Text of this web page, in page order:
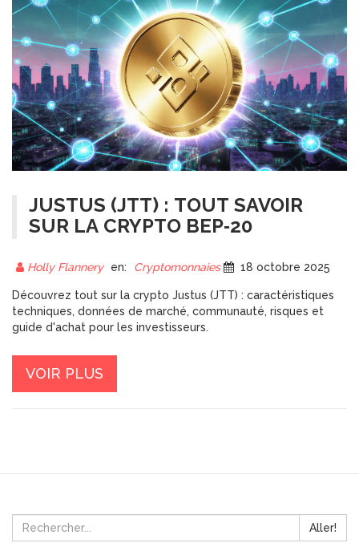
JUSTUS (JTT) : TOUT SAVOIR
SUR LA CRYPTO BEP‑20
Holly Flannery en: Cryptomonnaies 18 octobre 2025
Découvrez tout sur la crypto Justus (JTT) : caractéristiques
techniques, données de marché, communauté, risques et
guide d'achat pour les investisseurs.
VOIR PLUS
Aller!